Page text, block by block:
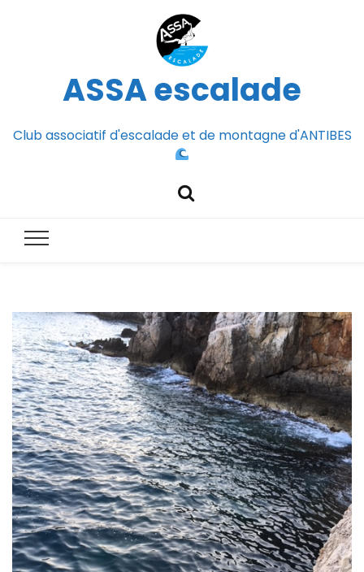
ASSA escalade
Club associatif d'escalade et de montagne d'ANTIBES